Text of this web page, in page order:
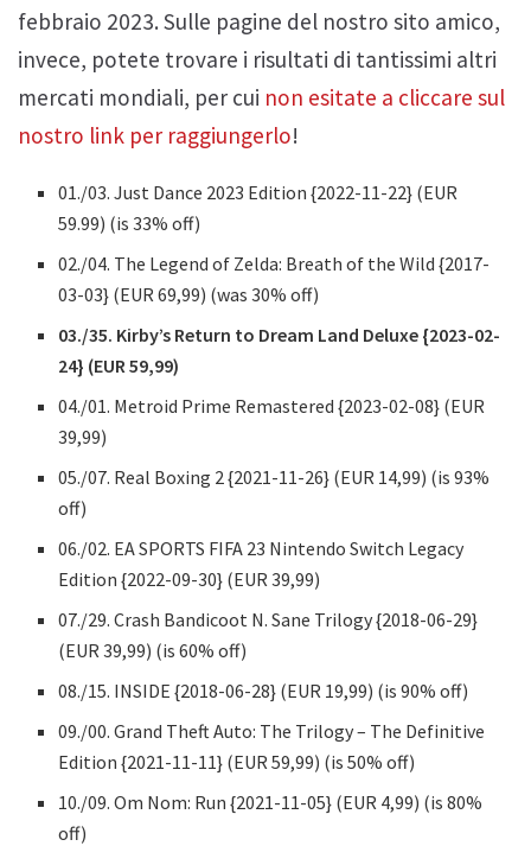
febbraio 2023. Sulle pagine del nostro sito amico,
invece, potete trovare i risultati di tantissimi altri
mercati mondiali, per cui non esitate a cliccare sul
nostro link per raggiungerlo!
01./03. Just Dance 2023 Edition {2022-11-22} (EUR
59.99) (is 33% off)
02./04. The Legend of Zelda: Breath of the Wild {2017-
03-03} (EUR 69,99) (was 30% off)
03./35. Kirby’s Return to Dream Land Deluxe {2023-02-
24} (EUR 59,99)
04./01. Metroid Prime Remastered {2023-02-08} (EUR
39,99)
05./07. Real Boxing 2 {2021-11-26} (EUR 14,99) (is 93%
off)
06./02. EA SPORTS FIFA 23 Nintendo Switch Legacy
Edition {2022-09-30} (EUR 39,99)
07./29. Crash Bandicoot N. Sane Trilogy {2018-06-29}
(EUR 39,99) (is 60% off)
08./15. INSIDE {2018-06-28} (EUR 19,99) (is 90% off)
09./00. Grand Theft Auto: The Trilogy – The Definitive
Edition {2021-11-11} (EUR 59,99) (is 50% off)
10./09. Om Nom: Run {2021-11-05} (EUR 4,99) (is 80%
off)